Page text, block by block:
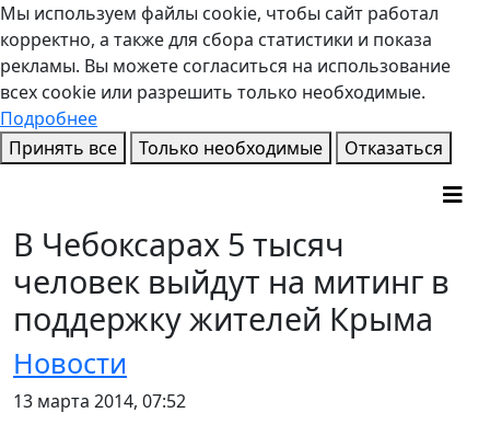
Мы используем файлы cookie, чтобы сайт работал
корректно, а также для сбора статистики и показа
рекламы. Вы можете согласиться на использование
всех cookie или разрешить только необходимые.
Подробнее
Принять все
Только необходимые Отказаться
В Чебоксарах 5 тысяч
человек выйдут на митинг в
поддержку жителей Крыма
Новости
13 марта 2014, 07:52